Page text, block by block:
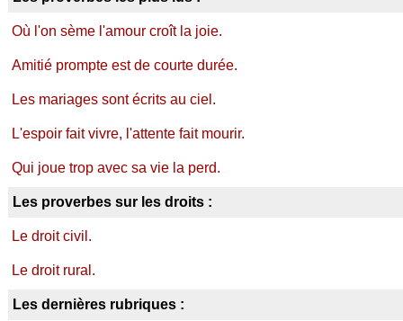
Où l'on sème l'amour croît la joie.
Amitié prompte est de courte durée.
Les mariages sont écrits au ciel.
L'espoir fait vivre, l'attente fait mourir.
Qui joue trop avec sa vie la perd.
Les proverbes sur les droits :
Le droit civil.
Le droit rural.
Les dernières rubriques :